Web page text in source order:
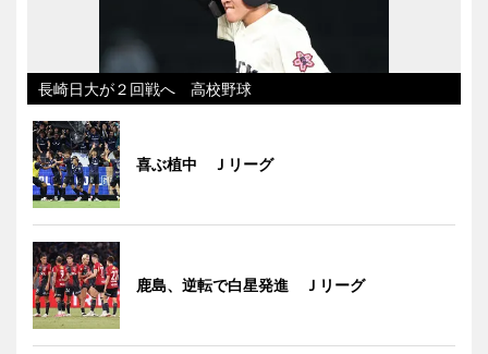
長崎日大が２回戦へ 高校野球
喜ぶ植中 Ｊリーグ
鹿島、逆転で白星発進 Ｊリーグ